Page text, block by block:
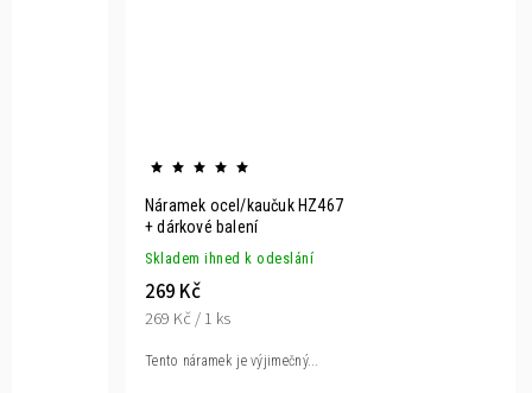
Náramek ocel/kaučuk HZ467
+ dárkové balení
Skladem ihned k odeslání
269 Kč
269 Kč / 1 ks
Tento náramek je výjimečný...